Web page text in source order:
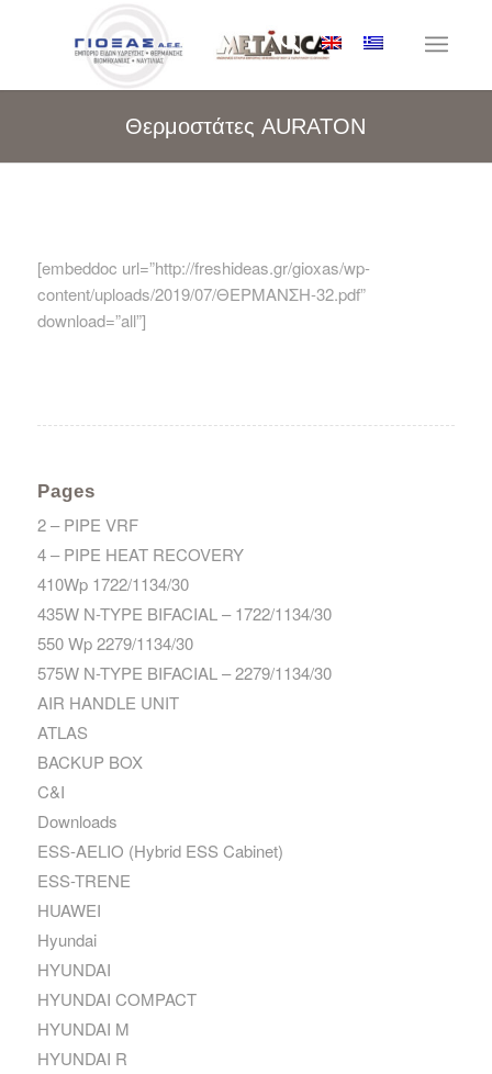
Θερμοστάτες AURATON
[embeddoc url=”http://freshideas.gr/gioxas/wp-
content/uploads/2019/07/ΘΕΡΜΑΝΣΗ-32.pdf”
download=”all”]
Pages
2 – PIPE VRF
4 – PIPE HEAT RECOVERY
410Wp 1722/1134/30
435W N-TYPE BIFACIAL – 1722/1134/30
550 Wp 2279/1134/30
575W N-TYPE BIFACIAL – 2279/1134/30
AIR HANDLE UNIT
ATLAS
BACKUP BOX
C&I
Downloads
ESS-AELIO (Hybrid ESS Cabinet)
ESS-TRENE
HUAWEI
Hyundai
HYUNDAI
HYUNDAI COMPACT
HYUNDAI M
HYUNDAI R